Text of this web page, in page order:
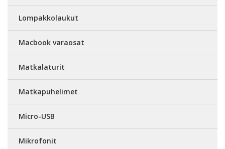
Lompakkolaukut
Macbook varaosat
Matkalaturit
Matkapuhelimet
Micro-USB
Mikrofonit